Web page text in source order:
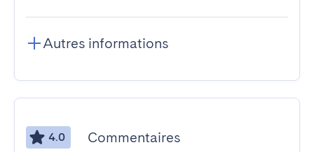
Autres informations
4.0 Commentaires